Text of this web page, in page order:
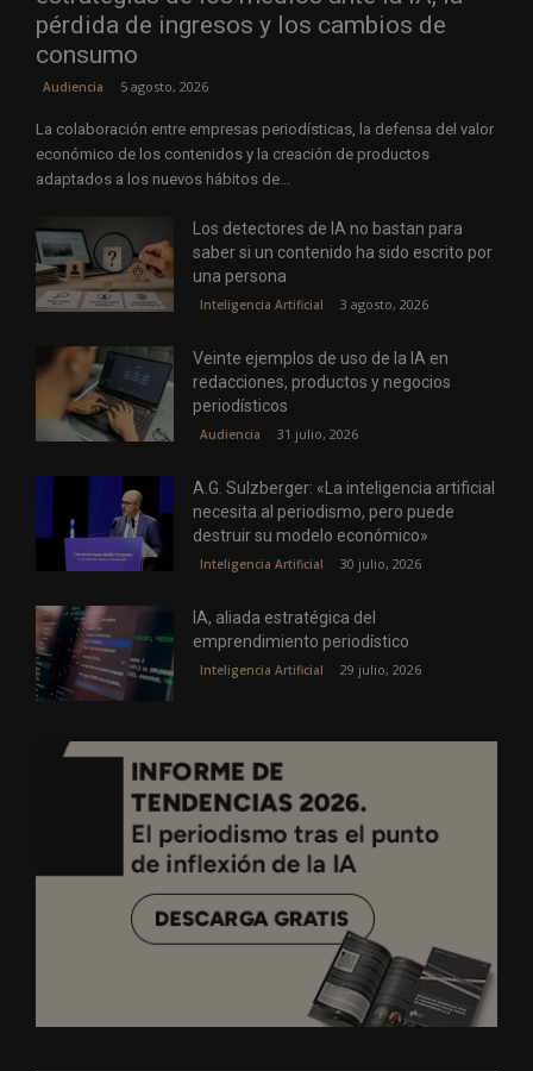
pérdida de ingresos y los cambios de
consumo
Audiencia 5 agosto, 2026
La colaboración entre empresas periodísticas, la defensa del valor
económico de los contenidos y la creación de productos
adaptados a los nuevos hábitos de...
Los detectores de IA no bastan para
saber si un contenido ha sido escrito por
una persona
Inteligencia Artificial 3 agosto, 2026
Veinte ejemplos de uso de la IA en
redacciones, productos y negocios
periodísticos
Audiencia 31 julio, 2026
A.G. Sulzberger: «La inteligencia artificial
necesita al periodismo, pero puede
destruir su modelo económico»
Inteligencia Artificial 30 julio, 2026
IA, aliada estratégica del
emprendimiento periodístico
Inteligencia Artificial 29 julio, 2026